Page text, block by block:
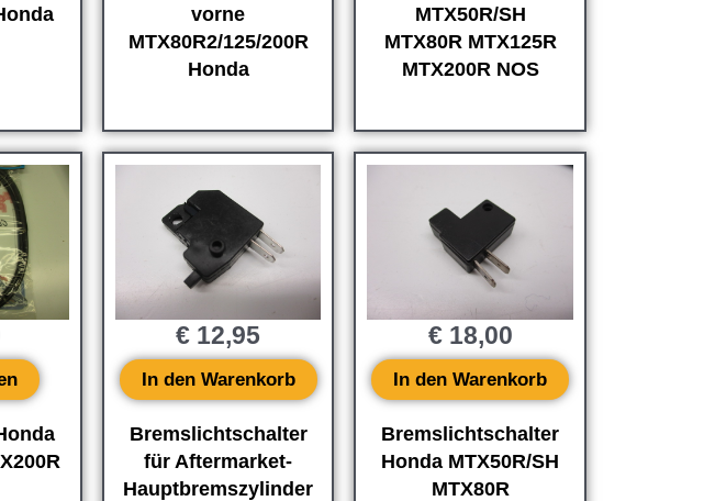
vorne
MTX80R2/125/200R
Honda
MTX50R/SH
MTX80R MTX125R
MTX200R NOS
Bremslichtschalter
für Aftermarket-
Hauptbremszylinder
€ 12,95
In den Warenkorb
Bremslichtschalter
Honda MTX50R/SH
MTX80R
€18,00
In den Warenkorb